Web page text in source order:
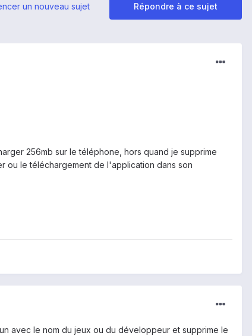
Répondre à ce sujet
un nouveau sujet
256mb sur le téléphone, hors quand je supprime
ou le téléchargement de l'application dans son
avec le nom du jeux ou du développeur et supprime le